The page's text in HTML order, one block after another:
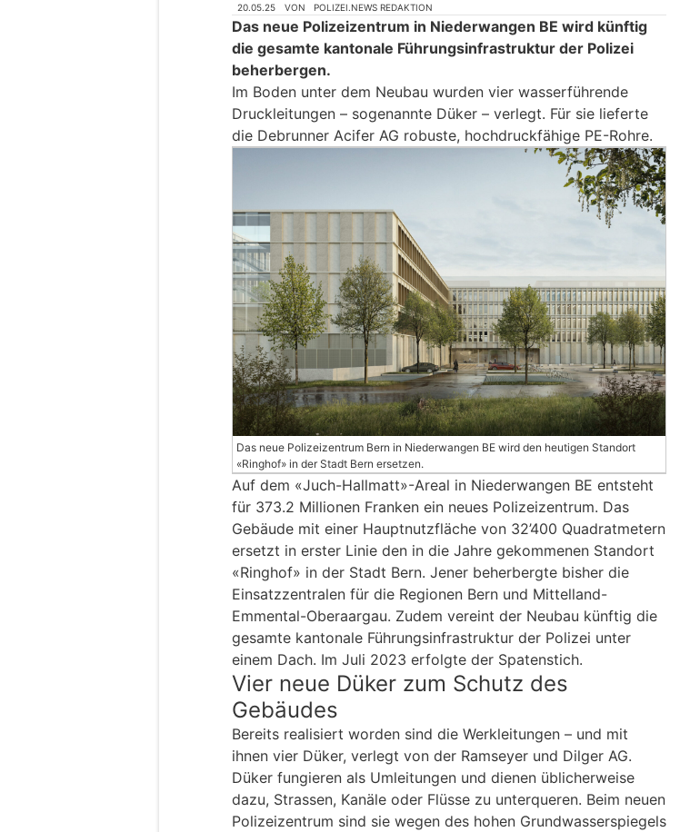
20.05.25 VON POLIZEI.NEWS REDAKTION
Das neue Polizeizentrum in Niederwangen BE wird künftig
die gesamte kantonale Führungsinfrastruktur der Polizei
beherbergen.
Im Boden unter dem Neubau wurden vier wasserführende
Druckleitungen – sogenannte Düker – verlegt. Für sie lieferte
die Debrunner Acifer AG robuste, hochdruckfähige PE-Rohre.
Das neue Polizeizentrum Bern in Niederwangen BE wird den heutigen Standort
«Ringhof» in der Stadt Bern ersetzen.
Auf dem «Juch-Hallmatt»-Areal in Niederwangen BE entsteht
für 373.2 Millionen Franken ein neues Polizeizentrum. Das
Gebäude mit einer Hauptnutzfläche von 32’400 Quadratmetern
ersetzt in erster Linie den in die Jahre gekommenen Standort
«Ringhof» in der Stadt Bern. Jener beherbergte bisher die
Einsatzzentralen für die Regionen Bern und Mittelland-
Emmental-Oberaargau. Zudem vereint der Neubau künftig die
gesamte kantonale Führungsinfrastruktur der Polizei unter
einem Dach. Im Juli 2023 erfolgte der Spatenstich.
Vier neue Düker zum Schutz des
Gebäudes
Bereits realisiert worden sind die Werkleitungen – und mit
ihnen vier Düker, verlegt von der Ramseyer und Dilger AG.
Düker fungieren als Umleitungen und dienen üblicherweise
dazu, Strassen, Kanäle oder Flüsse zu unterqueren. Beim neuen
Polizeizentrum sind sie wegen des hohen Grundwasserspiegels